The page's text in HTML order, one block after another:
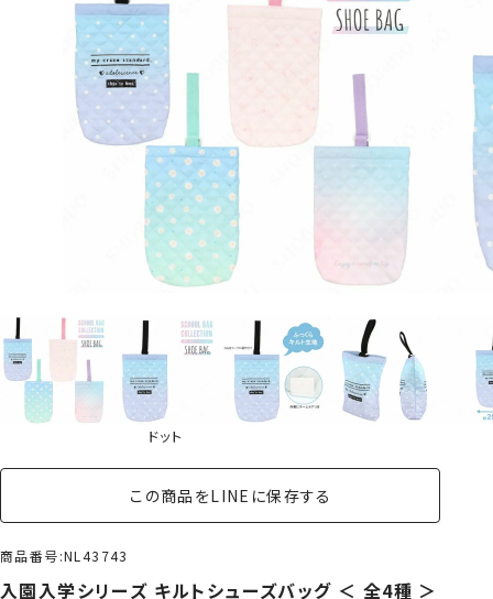
ドット
この商品をLINEに保存する
商品番号 NL43743
入園入学シリーズ キルトシューズバッグ ＜ 全4種 ＞